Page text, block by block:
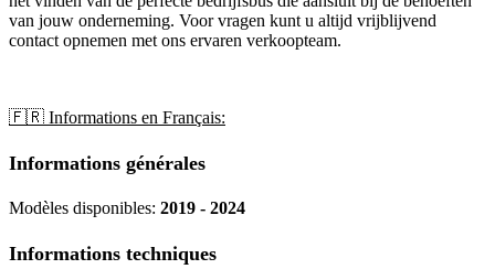
van jouw onderneming. Voor vragen kunt u altijd vrijblijvend
contact opnemen met ons ervaren verkoopteam.
🇫🇷 Informations en Français:
Informations générales
Modèles disponibles: 2019 - 2024
Informations techniques